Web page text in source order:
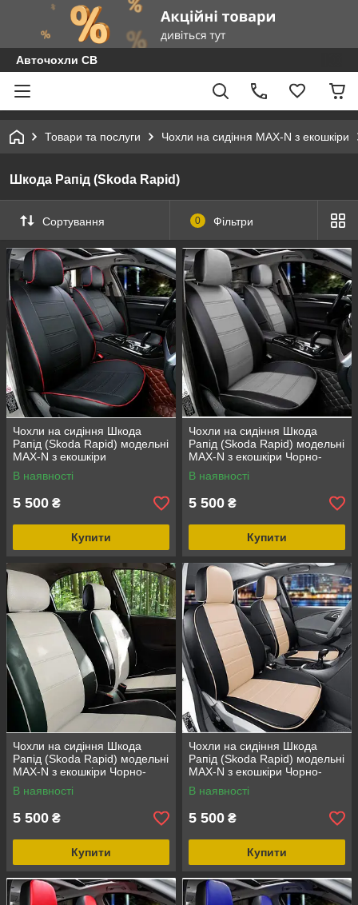
Авточохли СВ
Товари та послуги Чохли на сидіння MAX-N з екошкіри
Шкода Рапід (Skoda Rapid)
Сортування 0 Фільтри
Чохли на сидіння Шкода
Рапід (Skoda Rapid) модельні
MAX-N з екошкіри
В наявності
5 500 ₴
Купити
Чохли на сидіння Шкода
Рапід (Skoda Rapid) модельні
MAX-N з екошкіри Чорно-
сірий, графіт
В наявності
5 500 ₴
Купити
Чохли на сидіння Шкода
Рапід (Skoda Rapid) модельні
MAX-N з екошкіри Чорно-
білий
В наявності
5 500 ₴
Купити
Чохли на сидіння Шкода
Рапід (Skoda Rapid) модельні
MAX-N з екошкіри Чорно-
бежевий
В наявності
5 500 ₴
Купити